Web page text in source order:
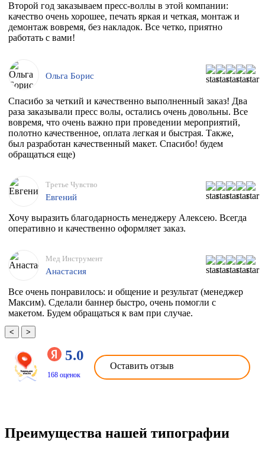
Второй год заказываем пресс-воллы в этой компании:
качество очень хорошее, печать яркая и четкая, монтаж и
демонтаж вовремя, без накладок. Все четко, приятно
работать с вами!
Ольга Борис
Спасибо за четкий и качественно выполненный заказ! Два
раза заказывали пресс волы, остались очень довольны. Все
вовремя, что очень важно при проведении мероприятий,
полотно качественное, оплата легкая и быстрая. Также,
был разработан качественный макет. Спасибо! будем
обращаться еще)
Третье Чувство
Евгений
Хочу выразить благодарность менеджеру Алексею. Всегда
оперативно и качественно оформляет заказ.
Мед Инструмент
Анастасия
Все очень понравилось: и общение и результат (менеджер
Максим). Сделали баннер быстро, очень помогли с
макетом. Будем обращаться к вам при случае.
< >
5.0
168 оценок
Оставить отзыв
Преимущества нашей типографии